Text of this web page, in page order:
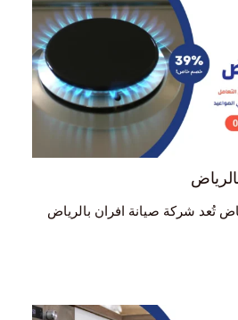
تُعد شركة صيانة افران بالرياض